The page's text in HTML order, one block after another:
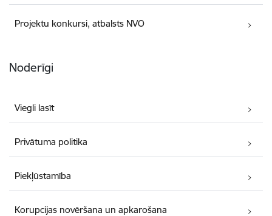
Projektu konkursi, atbalsts NVO
Noderīgi
Viegli lasīt
Privātuma politika
Piekļūstamība
Korupcijas novēršana un apkarošana